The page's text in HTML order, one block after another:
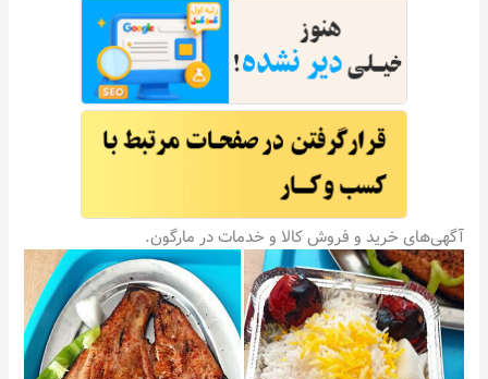
آگهی‌های خرید و فروش کالا و خدمات در مارگون.